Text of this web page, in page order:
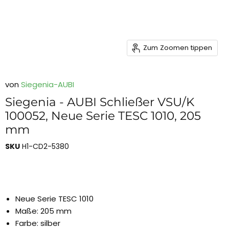
Zum Zoomen tippen
von Siegenia-AUBI
Siegenia - AUBI Schließer VSU/K
100052, Neue Serie TESC 1010, 205
mm
SKU H1-CD2-5380
Neue Serie TESC 1010
Maße: 205 mm
Farbe: silber